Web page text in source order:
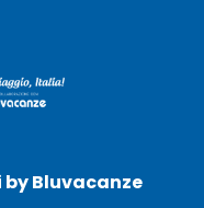
by Bluvacanze